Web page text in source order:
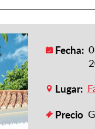
Fecha:
Lugar:
Precio